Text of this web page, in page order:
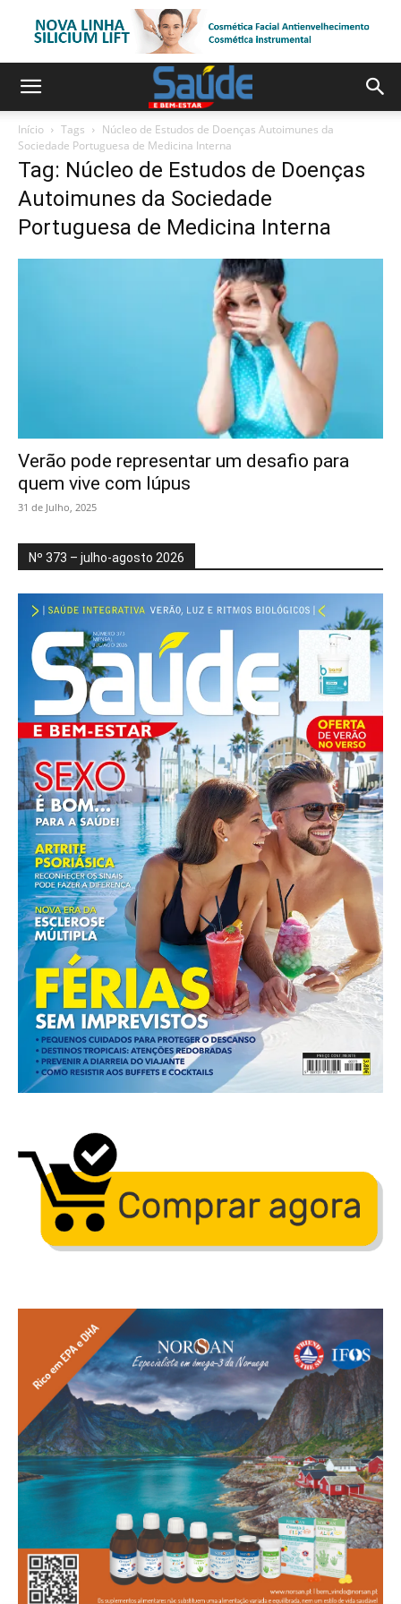
Início Tags
Núcleo de Estudos de Doenças Autoimunes da
Sociedade Portuguesa de Medicina Interna
Tag: Núcleo de Estudos de Doenças
Autoimunes da Sociedade
Portuguesa de Medicina Interna
Verão pode representar um desafio para
quem vive com lúpus
31 de Julho, 2025
Nº 373 – julho-agosto 2026